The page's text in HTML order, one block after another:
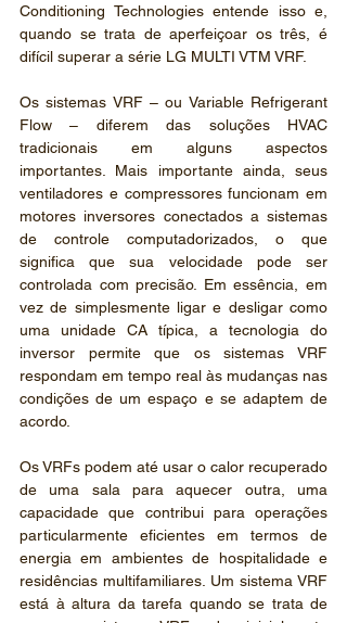
Conditioning Technologies entende isso e,
quando se trata de aperfeiçoar os três, é
difícil superar a série LG MULTI VTM VRF.
Os sistemas VRF – ou Variable Refrigerant
Flow – diferem das soluções HVAC
tradicionais em alguns aspectos
importantes. Mais importante ainda, seus
ventiladores e compressores funcionam em
motores inversores conectados a sistemas
de controle computadorizados, o que
significa que sua velocidade pode ser
controlada com precisão. Em essência, em
vez de simplesmente ligar e desligar como
uma unidade CA típica, a tecnologia do
inversor permite que os sistemas VRF
respondam em tempo real às mudanças nas
condições de um espaço e se adaptem de
acordo.
Os VRFs podem até usar o calor recuperado
de uma sala para aquecer outra, uma
capacidade que contribui para operações
particularmente eficientes em termos de
energia em ambientes de hospitalidade e
residências multifamiliares. Um sistema VRF
está à altura da tarefa quando se trata de